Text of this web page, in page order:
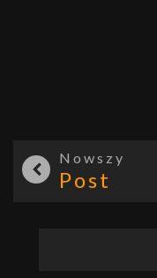
Nowszy
Post